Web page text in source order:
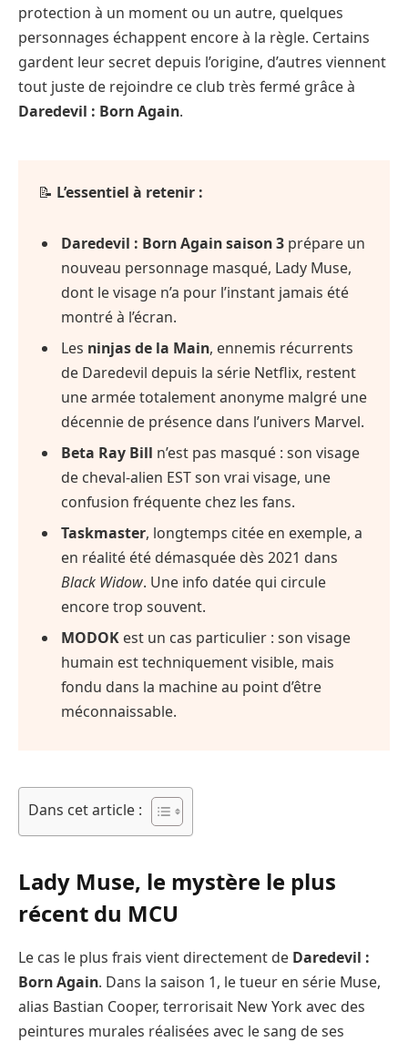
protection à un moment ou un autre, quelques
personnages échappent encore à la règle. Certains
gardent leur secret depuis l’origine, d’autres viennent
tout juste de rejoindre ce club très fermé grâce à
Daredevil : Born Again.
📝 L’essentiel à retenir :
Daredevil : Born Again saison 3 prépare un
nouveau personnage masqué, Lady Muse,
dont le visage n’a pour l’instant jamais été
montré à l’écran.
Les ninjas de la Main, ennemis récurrents
de Daredevil depuis la série Netflix, restent
une armée totalement anonyme malgré une
décennie de présence dans l’univers Marvel.
Beta Ray Bill n’est pas masqué : son visage
de cheval-alien EST son vrai visage, une
confusion fréquente chez les fans.
Taskmaster, longtemps citée en exemple, a
en réalité été démasquée dès 2021 dans
Black Widow. Une info datée qui circule
encore trop souvent.
MODOK est un cas particulier : son visage
humain est techniquement visible, mais
fondu dans la machine au point d’être
méconnaissable.
Dans cet article :
Lady Muse, le mystère le plus
récent du MCU
Le cas le plus frais vient directement de Daredevil :
Born Again. Dans la saison 1, le tueur en série Muse,
alias Bastian Cooper, terrorisait New York avec des
peintures murales réalisées avec le sang de ses